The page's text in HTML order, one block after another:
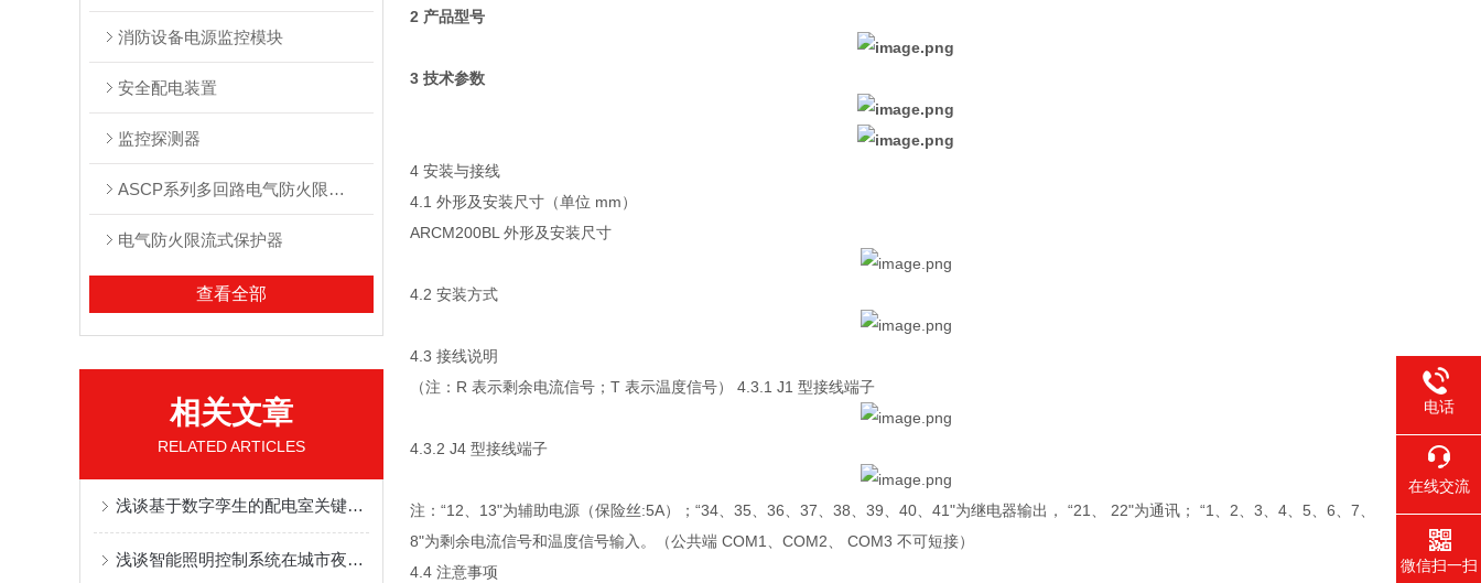
消防设备电源监控模块
安全配电装置
监控探测器
ASCP系列多回路电气防火限流式保护箱
电气防火限流式保护器
查看全部
相关文章
RELATED ARTICLES
浅谈基于数字孪生的配电室关键技术研究
浅谈智能照明控制系统在城市夜景照明中的运用
2 产品型号
3 技术参数
4 安装与接线
4.1 外形及安装尺寸（单位 mm）
ARCM200BL 外形及安装尺寸
4.2 安装方式
4.3 接线说明
（注：R 表示剩余电流信号；T 表示温度信号） 4.3.1 J1 型接线端子
4.3.2 J4 型接线端子
注：“12、13"为辅助电源（保险丝:5A）；“34、35、36、37、38、39、40、41"为继电器输出， “21、 22"为通讯； “1、2、3、4、5、6、7、
8"为剩余电流信号和温度信号输入。（公共端 COM1、COM2、 COM3 不可短接）
4.4 注意事项
电话
在线交流
微信扫一扫